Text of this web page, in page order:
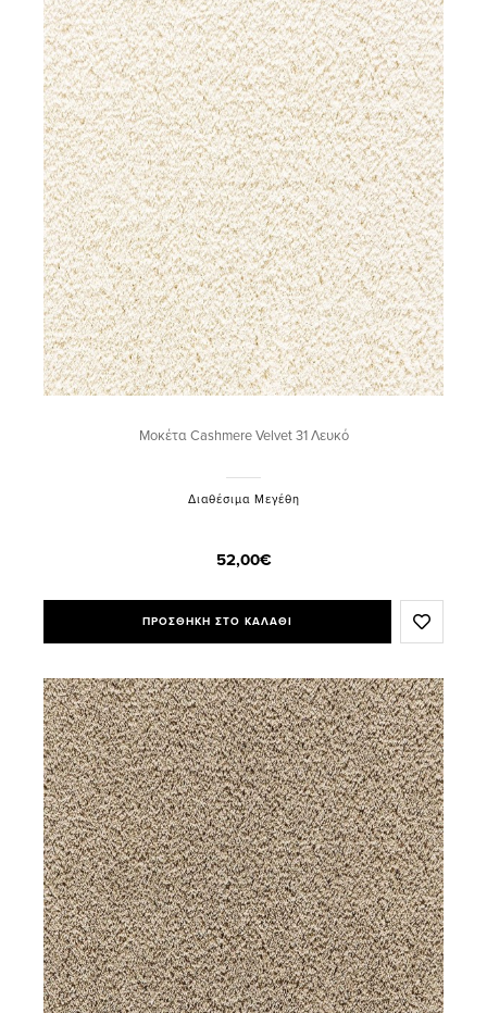
Μοκέτα Cashmere Velvet 31 Λευκό
Διαθέσιμα Μεγέθη
52,00€
ΠΡΟΣΘΗΚΗ ΣΤΟ ΚΑΛΑΘΙ